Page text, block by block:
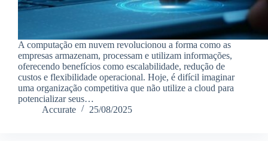
A computação em nuvem revolucionou a forma como as
empresas armazenam, processam e utilizam informações,
oferecendo benefícios como escalabilidade, redução de
custos e flexibilidade operacional. Hoje, é difícil imaginar
uma organização competitiva que não utilize a cloud para
potencializar seus…
Accurate
25/08/2025